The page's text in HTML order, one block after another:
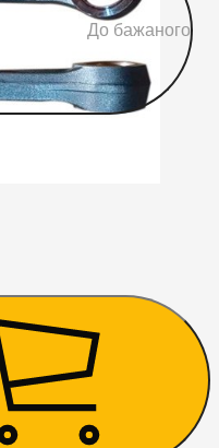
До бажаного